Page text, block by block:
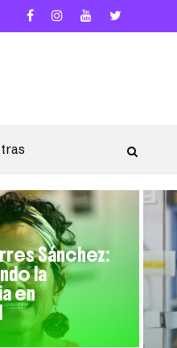
Sánchez:
la
en